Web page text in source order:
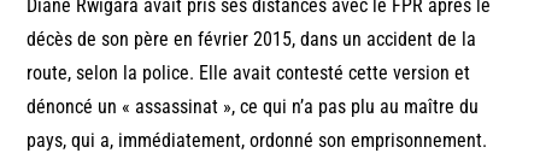
Diane Rwigara avait pris ses distances avec le FPR après le
décès de son père en février 2015, dans un accident de la
route, selon la police. Elle avait contesté cette version et
dénoncé un « assassinat », ce qui n’a pas plu au maître du
pays, qui a, immédiatement, ordonné son emprisonnement.